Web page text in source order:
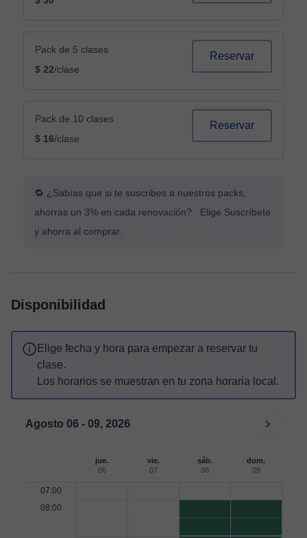
Pack de 5 clases
$ 22/clase
Reservar
Pack de 10 clases
$ 16/clase
Reservar
🔁 ¿Sabías que si te suscribes a nuestros packs,
ahorras un 3% en cada renovación? Elige Suscríbete
y ahorra al comprar.
Disponibilidad
Elige fecha y hora para empezar a reservar tu
clase.
Los horarios se muestran en tu zona horaria local.
Agosto 06 - 09, 2026
jue.
06
vie.
07
sáb.
08
dom.
09
07:00
08:00